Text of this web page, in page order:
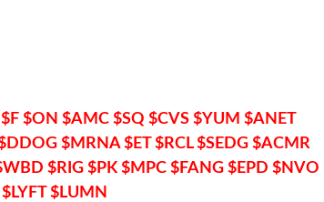
$ON $AMC $SQ $CVS $YUM $ANET
$MRNA $ET $RCL $SEDG $ACMR
$RIG $PK $MPC $FANG $EPD $NVO
$LUMN